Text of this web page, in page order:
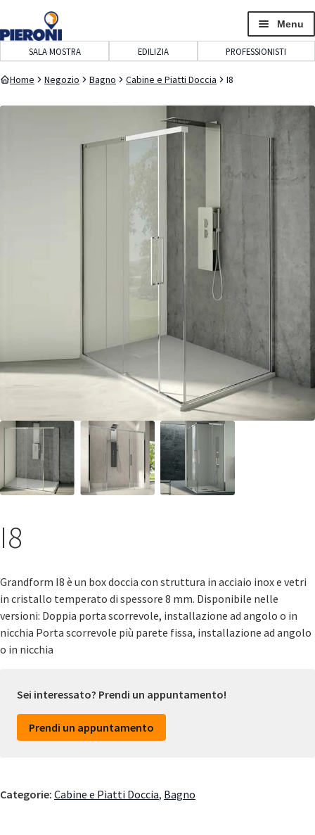
navigazione
contenuto
Menu
SALA MOSTRA EDILIZIA PROFESSIONISTI
Home Negozio Bagno Cabine e Piatti Doccia I8
I8
Grandform I8 è un box doccia con struttura in acciaio inox e vetri
in cristallo temperato di spessore 8 mm. Disponibile nelle
versioni: Doppia porta scorrevole, installazione ad angolo o in
nicchia Porta scorrevole più parete fissa, installazione ad angolo
o in nicchia
Sei interessato? Prendi un appuntamento!
Prendi un appuntamento
Categorie: Cabine e Piatti Doccia, Bagno